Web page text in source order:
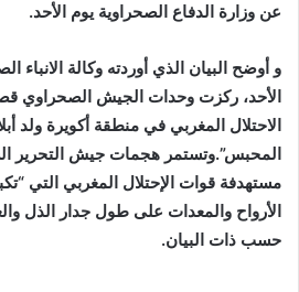
عن وزارة الدفاع الصحراوية يوم الأحد.
و أوضح البيان الذي أوردته وكالة الانباء
الأحد، ركزت وحدات الجيش الصحراوي
الاحتلال المغربي في منطقة أكويرة ولد
المحبس”.وتستمر هجمات جيش التحرير
مستهدفة قوات الإحتلال المغربي التي
الأرواح والمعدات على طول جدار الذل
حسب ذات البيان.